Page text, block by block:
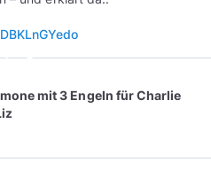
mit 3 Engeln für Charlie